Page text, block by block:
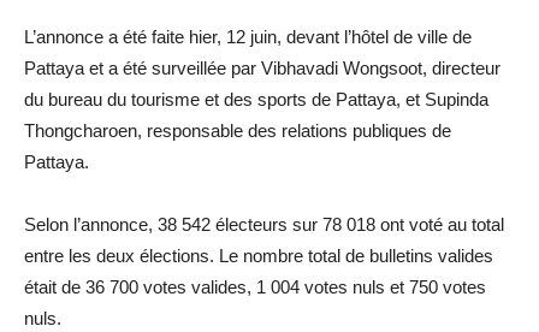
L’annonce a été faite hier, 12 juin, devant l’hôtel de ville de
Pattaya et a été surveillée par Vibhavadi Wongsoot, directeur
du bureau du tourisme et des sports de Pattaya, et Supinda
Thongcharoen, responsable des relations publiques de
Pattaya.
Selon l’annonce, 38 542 électeurs sur 78 018 ont voté au total
entre les deux élections. Le nombre total de bulletins valides
était de 36 700 votes valides, 1 004 votes nuls et 750 votes
nuls.